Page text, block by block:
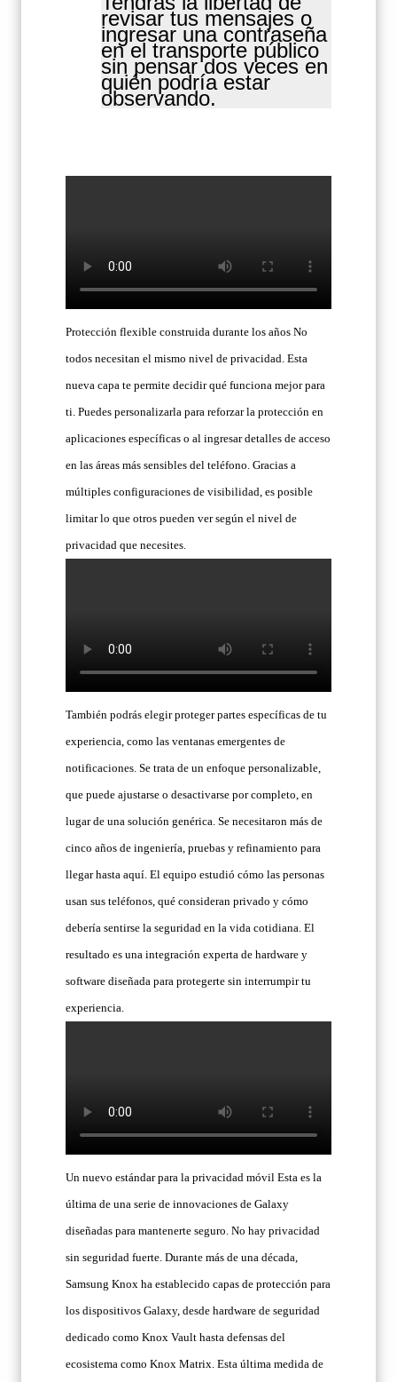
revisar tus mensajes o
ingresar una contraseña
en el transporte público
sin pensar dos veces en
quién podría estar
observando.
Protección flexible construida durante los años No
todos necesitan el mismo nivel de privacidad. Esta
nueva capa te permite decidir qué funciona mejor para
ti. Puedes personalizarla para reforzar la protección en
aplicaciones específicas o al ingresar detalles de acceso
en las áreas más sensibles del teléfono. Gracias a
múltiples configuraciones de visibilidad, es posible
limitar lo que otros pueden ver según el nivel de
privacidad que necesites.
También podrás elegir proteger partes específicas de tu
experiencia, como las ventanas emergentes de
notificaciones. Se trata de un enfoque personalizable,
que puede ajustarse o desactivarse por completo, en
lugar de una solución genérica. Se necesitaron más de
cinco años de ingeniería, pruebas y refinamiento para
llegar hasta aquí. El equipo estudió cómo las personas
usan sus teléfonos, qué consideran privado y cómo
debería sentirse la seguridad en la vida cotidiana. El
resultado es una integración experta de hardware y
software diseñada para protegerte sin interrumpir tu
experiencia.
Un nuevo estándar para la privacidad móvil Esta es la
última de una serie de innovaciones de Galaxy
diseñadas para mantenerte seguro. No hay privacidad
sin seguridad fuerte. Durante más de una década,
Samsung Knox ha establecido capas de protección para
los dispositivos Galaxy, desde hardware de seguridad
dedicado como Knox Vault hasta defensas del
ecosistema como Knox Matrix. Esta última medida de